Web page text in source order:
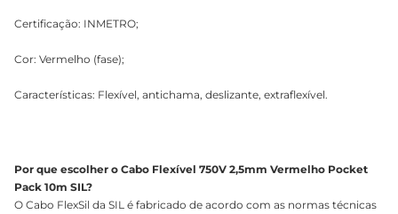
Certificação: INMETRO;
Cor: Vermelho (fase);
Características: Flexível, antichama, deslizante, extraflexível.
Por que escolher o Cabo Flexível 750V 2,5mm Vermelho Pocket
Pack 10m SIL?
O Cabo FlexSil da SIL é fabricado de acordo com as normas técnicas